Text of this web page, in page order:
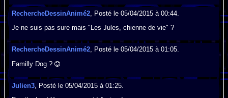
RechercheDessinAnimé2 , Posté le 05/04/2015 à 00:44.
Je ne suis pas sure mais "Les Jules, chienne de vie" ?
RechercheDessinAnimé2, Posté le 05/04/2015 à 01:05.
Familly Dog ?
Julien3 , Posté le 05/04/2015 à 01:25.